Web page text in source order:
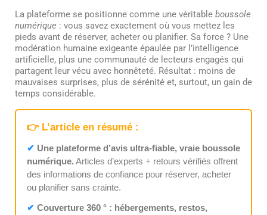
La plateforme se positionne comme une véritable boussole
numérique : vous savez exactement où vous mettez les
pieds avant de réserver, acheter ou planifier. Sa force ? Une
modération humaine exigeante épaulée par l’intelligence
artificielle, plus une communauté de lecteurs engagés qui
partagent leur vécu avec honnêteté. Résultat : moins de
mauvaises surprises, plus de sérénité et, surtout, un gain de
temps considérable.
👉 L’article en résumé :
✔ Une plateforme d’avis ultra-fiable, vraie boussole
numérique. Articles d’experts + retours vérifiés offrent
des informations de confiance pour réserver, acheter
ou planifier sans crainte.
✔ Couverture 360 ° : hébergements, restos,